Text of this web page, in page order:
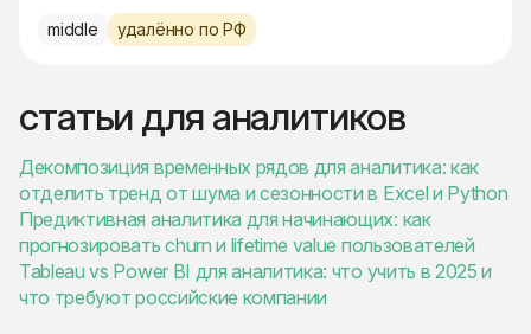
middle удалённо по РФ
статьи для аналитиков
Декомпозиция временных рядов для аналитика: как
отделить тренд от шума и сезонности в Excel и Python
Предиктивная аналитика для начинающих: как
прогнозировать churn и lifetime value пользователей
Tableau vs Power BI для аналитика: что учить в 2025 и
что требуют российские компании